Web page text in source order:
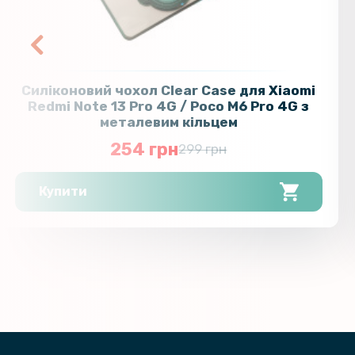
Силіконовий чохол Clear Case для Xiaomi
Redmi Note 13 Pro 4G / Poco M6 Pro 4G з
металевим кільцем
254 грн299 грн
Купити